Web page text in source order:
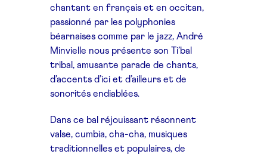
chantant en français et en occitan,
passionné par les polyphonies
béarnaises comme par le jazz, André
Minvielle nous présente son Ti’bal
tribal, amusante parade de chants,
d’accents d’ici et d’ailleurs et de
sonorités endiablées.
Dans ce bal réjouissant résonnent
valse, cumbia, cha-cha, musiques
traditionnelles et populaires, de